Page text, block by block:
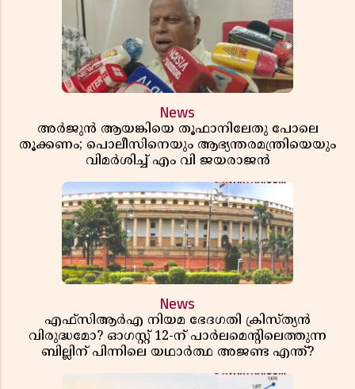
News
അർജുൻ ആയങ്കിയെ തൂഫാനിലേതു പോലെ
തൂക്കണം; പൊലീസിനെയും ആഭ്യന്തരമന്ത്രിയെയും
വിമർശിച്ച് എം വി ജയരാജൻ
News
എഫ്സിആർഎ നിയമ ഭേദഗതി ക്രിസ്ത്യൻ
വിരുദ്ധമോ? ഓഗസ്റ്റ് 12-ന് പാർലമെന്റിലെത്തുന്ന
ബില്ലിന് പിന്നിലെ യഥാർത്ഥ അജണ്ട എന്ത്?